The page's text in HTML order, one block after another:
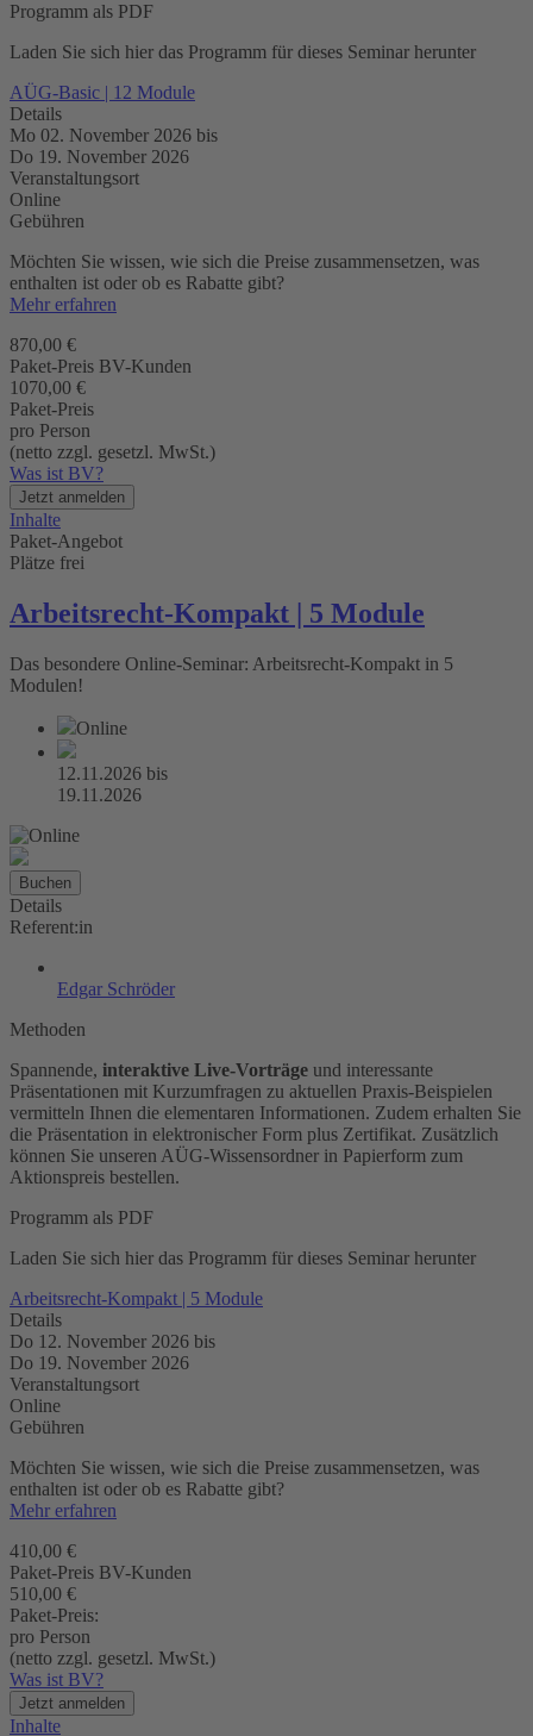
Programm als PDF
Laden Sie sich hier das Programm für dieses Seminar herunter
AÜG-Basic | 12 Module
Details
Mo 02. November 2026 bis
Do 19. November 2026
Veranstaltungsort
Online
Gebühren
Möchten Sie wissen, wie sich die Preise zusammensetzen, was
enthalten ist oder ob es Rabatte gibt?
Mehr erfahren
870,00 €
Paket-Preis BV-Kunden
1070,00 €
Paket-Preis
pro Person
(netto zzgl. gesetzl. MwSt.)
Was ist BV?
Jetzt anmelden
Inhalte
Paket-Angebot
Plätze frei
Arbeitsrecht-Kompakt | 5 Module
Das besondere Online-Seminar: Arbeitsrecht-Kompakt in 5
Modulen!
Online
12.11.2026 bis
19.11.2026
Buchen
Details
Referent:in
Edgar Schröder
Methoden
Spannende, interaktive Live-Vorträge und interessante
Präsentationen mit Kurzumfragen zu aktuellen Praxis-Beispielen
vermitteln Ihnen die elementaren Informationen. Zudem erhalten Sie
die Präsentation in elektronischer Form plus Zertifikat. Zusätzlich
können Sie unseren AÜG-Wissensordner in Papierform zum
Aktionspreis bestellen.
Programm als PDF
Laden Sie sich hier das Programm für dieses Seminar herunter
Arbeitsrecht-Kompakt | 5 Module
Details
Do 12. November 2026 bis
Do 19. November 2026
Veranstaltungsort
Online
Gebühren
Möchten Sie wissen, wie sich die Preise zusammensetzen, was
enthalten ist oder ob es Rabatte gibt?
Mehr erfahren
410,00 €
Paket-Preis BV-Kunden
510,00 €
Paket-Preis:
pro Person
(netto zzgl. gesetzl. MwSt.)
Was ist BV?
Jetzt anmelden
Inhalte